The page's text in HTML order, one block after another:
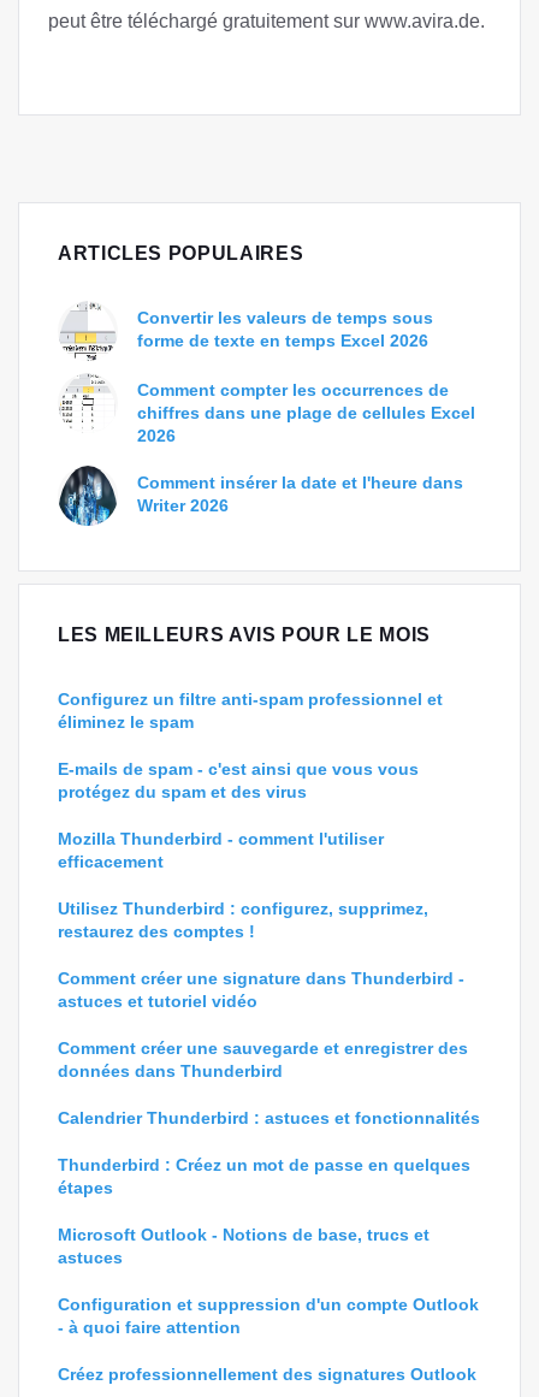
peut être téléchargé gratuitement sur www.avira.de.
ARTICLES POPULAIRES
Convertir les valeurs de temps sous
forme de texte en temps Excel 2026
Comment compter les occurrences de
chiffres dans une plage de cellules Excel
2026
Comment insérer la date et l'heure dans
Writer 2026
LES MEILLEURS AVIS POUR LE MOIS
Configurez un filtre anti-spam professionnel et
éliminez le spam
E-mails de spam - c'est ainsi que vous vous
protégez du spam et des virus
Mozilla Thunderbird - comment l'utiliser
efficacement
Utilisez Thunderbird : configurez, supprimez,
restaurez des comptes !
Comment créer une signature dans Thunderbird -
astuces et tutoriel vidéo
Comment créer une sauvegarde et enregistrer des
données dans Thunderbird
Calendrier Thunderbird : astuces et fonctionnalités
Thunderbird : Créez un mot de passe en quelques
étapes
Microsoft Outlook - Notions de base, trucs et
astuces
Configuration et suppression d'un compte Outlook
- à quoi faire attention
Créez professionnellement des signatures Outlook